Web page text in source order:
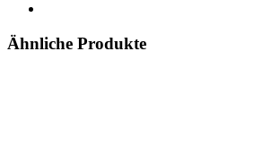
Ähnliche Produkte